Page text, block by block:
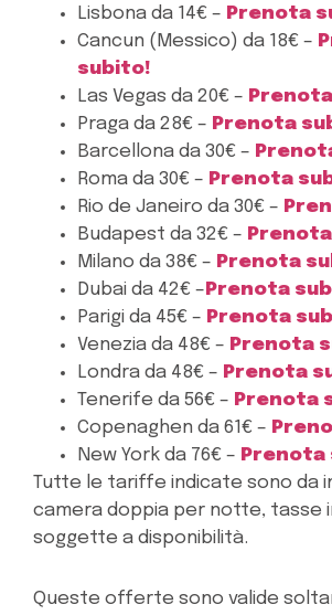
Lisbona da 14€ – Prenota
Cancun (Messico) da 18€ –
subito!
Las Vegas da 20€ –
Praga da 28€ – Prenota
Barcellona da 30€ –
Roma da 30€ – Prenota
Rio de Janeiro da 30€ –
Budapest da 32€ –
Milano da 38€ – Prenota
Dubai da 42€ – Prenota
Parigi da 45€ – Prenota
Venezia da 48€ – Prenota
Londra da 48€ – Prenota
Tenerife da 56€ – Prenota
Copenaghen da 61€ –
New York da 76€ – Prenota
Tutte le tariffe indicate sono da
camera doppia per notte, tasse
soggette a disponibilità.
Queste offerte sono valide